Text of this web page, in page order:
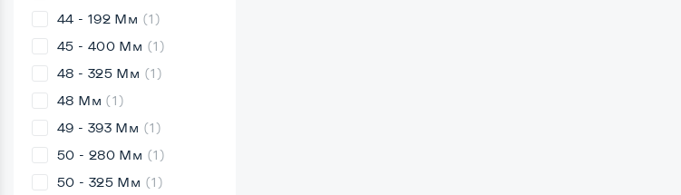
44 - 192 Мм (1)
45 - 400 Мм (1)
48 - 325 Мм (1)
48 Мм (1)
49 - 393 Мм (1)
50 - 280 Мм (1)
50 - 325 Мм (1)